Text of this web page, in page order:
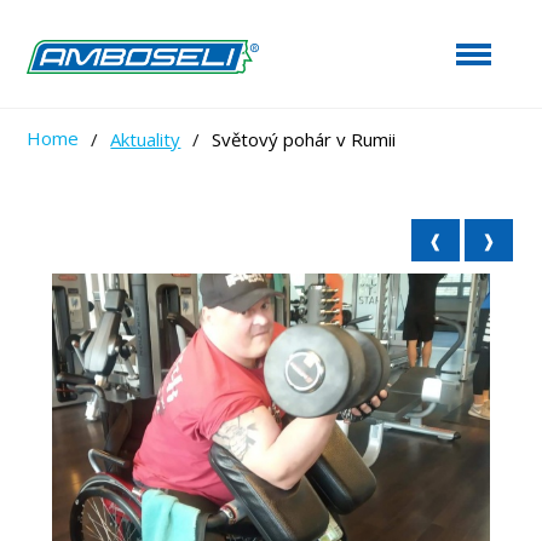
Home / Aktuality / Světový pohár v Rumii
❰ ❱